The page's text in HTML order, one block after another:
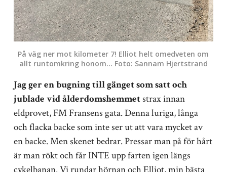
På väg ner mot kilometer 7! Elliot helt omedveten om
allt runtomkring honom… Foto: Sannam Hjertstrand
Jag ger en bugning till gänget som satt och
jublade vid ålderdomshemmetstrax innan
eldprovet, FM Fransens gata. Denna luriga, långa
och flacka backe som inte ser ut att vara mycket av
en backe. Men skenet bedrar. Pressar man på för hårt
är man rökt och får INTE upp farten igen längs